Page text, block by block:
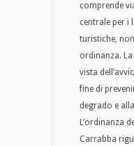
comprende
centrale per i
turistiche,
ordinanza.
vista
fine di
degrado e
L’ordinanza
Carrabba